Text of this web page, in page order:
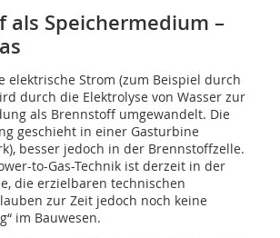
als Speichermedium –
elektrische Strom (zum Beispiel durch
durch die Elektrolyse von Wasser zur
als Brennstoff umgewandelt. Die
geschieht in einer Gasturbine
besser jedoch in der Brennstoffzelle.
to-Gas-Technik ist derzeit in der
die erzielbaren technischen
zur Zeit jedoch noch keine
im Bauwesen.